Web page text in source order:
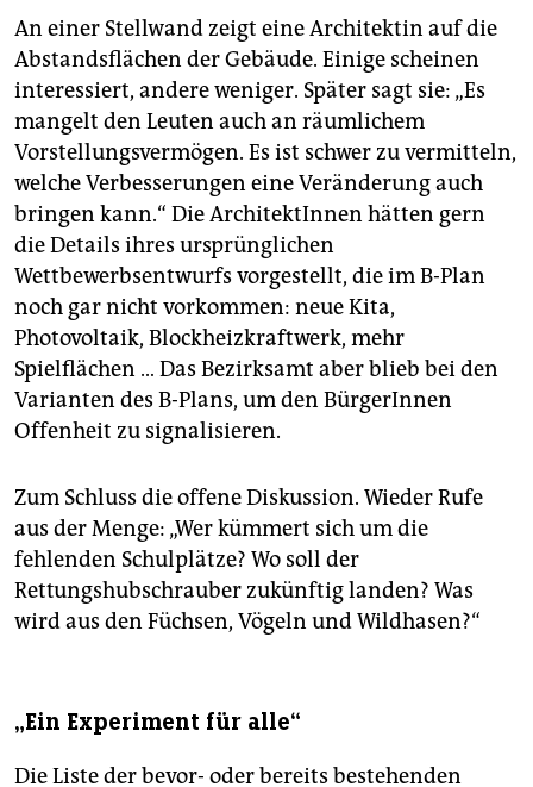
An einer Stellwand zeigt eine Architektin auf die
Abstandsflächen der Gebäude. Einige scheinen
interessiert, andere weniger. Später sagt sie: „Es
mangelt den Leuten auch an räumlichem
Vorstellungsvermögen. Es ist schwer zu vermitteln,
welche Verbesserungen eine Veränderung auch
bringen kann.“ Die ArchitektInnen hätten gern
die Details ihres ursprünglichen
Wettbewerbsentwurfs vorgestellt, die im B-Plan
noch gar nicht vorkommen: neue Kita,
Photovoltaik, Blockheizkraftwerk, mehr
Spielflächen … Das Bezirksamt aber blieb bei den
Varianten des B-Plans, um den BürgerInnen
Offenheit zu signalisieren.
Zum Schluss die offene Diskussion. Wieder Rufe
aus der Menge: „Wer kümmert sich um die
fehlenden Schulplätze? Wo soll der
Rettungshubschrauber zukünftig landen? Was
wird aus den Füchsen, Vögeln und Wildhasen?“
„Ein Experiment für alle“
Die Liste der bevor- oder bereits bestehenden